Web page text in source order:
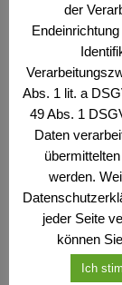
Juni
März
2025
2024
2023
2022
2021
2020
der
Abs. 1 lit. a
49 Abs. 1
Daten
werden.
jeder Seite
können
Ich